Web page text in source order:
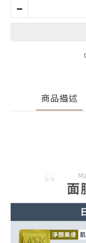
商品描述